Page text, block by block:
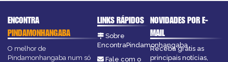
ENCONTRA
PINDAMONHANGABA
O melhor de
Pindamonhangaba num só
LINKS RÁPIDOS
Sobre
EncontraPindamonhangaba
Fale com o
NOVIDADES POR E-
MAIL
Receba grátis as
principais notícias,